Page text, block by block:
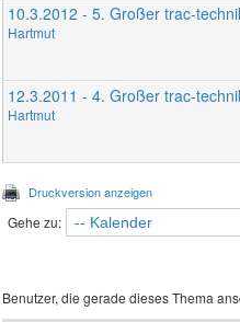
10.3.2012 - 5. Großer trac-
Hartmut
12.3.2011 - 4. Großer trac-
Hartmut
Druckversion anzeigen
Gehe zu:
Benutzer, die gerade dieses Thema